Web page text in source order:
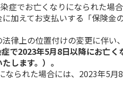
症でお亡くなりになられた場
加えてお支払いする「保険金
律上の位置付けの変更に伴い、
で2023年5月8日以降にお亡
します。）。
られた場合には、2023年5